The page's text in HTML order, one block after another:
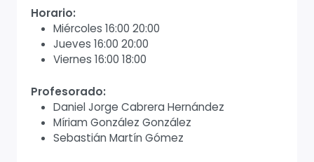
Horario:
Miércoles 16:00 20:00
Jueves 16:00 20:00
Viernes 16:00 18:00
Profesorado:
Daniel Jorge Cabrera Hernández
Míriam González González
Sebastián Martín Gómez